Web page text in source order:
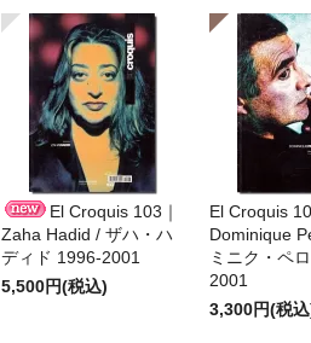
El Croquis 103｜
Zaha Hadid / ザハ・ハ
ディド 1996-2001
5,500円(税込)
El Croquis
Dominique
ミニク・ペ
2001
3,300円(税